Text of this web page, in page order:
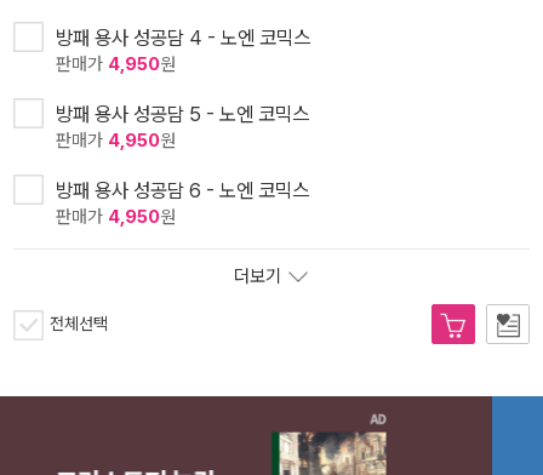
방패 용사 성공담 4 - 노엔 코믹스
판매가 4,950원
방패 용사 성공담 5 - 노엔 코믹스
판매가 4,950원
방패 용사 성공담 6 - 노엔 코믹스
판매가 4,950원
더보기
전체선택